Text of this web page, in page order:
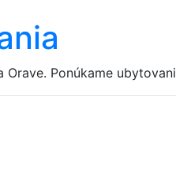
Orave. Ponúkame